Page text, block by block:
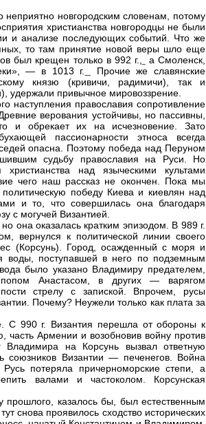
новгородским словенам, потому
христианства новгородцы не были
и анализе последующих событий. Что же
то там принятие новой веры шло еще
был крещен только в 992 г.,
а Смоленск,
— в 1013 г.
Прочие же славянские
князю (кривичи, радимичи), так и
удержали привычное мировоззрение.
наступления православия сопротивление
верования устойчивы, но пассивны,
и обрекает их на исчезновение. Зато
пассионарности этноса всегда
опасна. Поэтому победа над Перуном
судьбу православия на Руси. Но
над языческими культами
чего наш рассказ не окончен. Пока мы
победу Киева и киевлян над
и то, что совершилась она благодаря
с могучей Византией.
она оказалась кратким эпизодом. В 989 г.
вернулся к политической линии своего
(Корсунь). Город, осажденный с моря и
воды, поступавшей в него по подземным
было указано Владимиру предателем,
Анастасом, в других — варягом
стрелу с запиской. Впрочем, русы
Почему? Неужели только как плата за
С 990 г. Византия перешла от обороны к
часть Армении и возобновив войну против
Владимира на Корсунь вызвал ответную
союзников Византии — печенегов. Война
потеряла причерноморские степи, а
валами и частоколом. Корсунская
прошлого, казалось бы, был естественным
снова проявилось сходство исторических